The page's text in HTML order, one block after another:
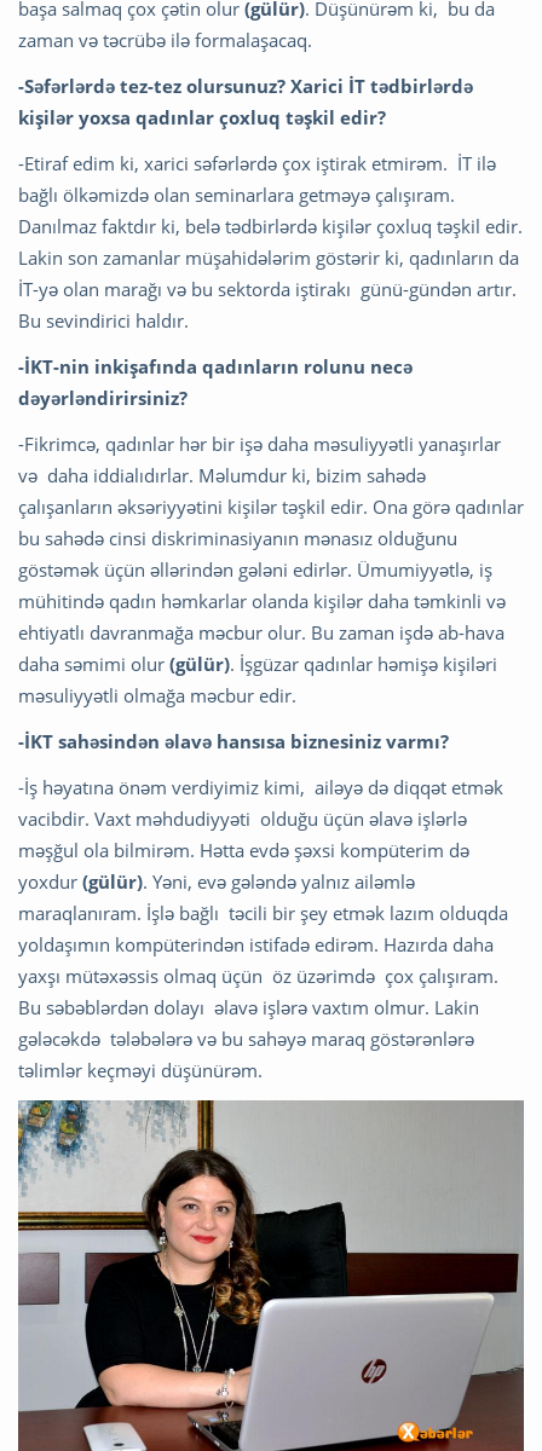
başa salmaq çox çətin olur (gülür). Düşünürəm ki, bu da
zaman və təcrübə ilə formalaşacaq.
-Səfərlərdə tez-tez olursunuz? Xarici İT tədbirlərdə
kişilər yoxsa qadınlar çoxluq təşkil edir?
-Etiraf edim ki, xarici səfərlərdə çox iştirak etmirəm. İT ilə
bağlı ölkəmizdə olan seminarlara getməyə çalışıram.
Danılmaz faktdır ki, belə tədbirlərdə kişilər çoxluq təşkil edir.
Lakin son zamanlar müşahidələrim göstərir ki, qadınların da
İT-yə olan marağı və bu sektorda iştirakı günü-gündən artır.
Bu sevindirici haldır.
-İKT-nin inkişafında qadınların rolunu necə
dəyərləndirirsiniz?
-Fikrimcə, qadınlar hər bir işə daha məsuliyyətli yanaşırlar
və daha iddialıdırlar. Məlumdur ki, bizim sahədə
çalışanların əksəriyyətini kişilər təşkil edir. Ona görə qadınlar
bu sahədə cinsi diskriminasiyanın mənasız olduğunu
göstəmək üçün əllərindən gələni edirlər. Ümumiyyətlə, iş
mühitində qadın həmkarlar olanda kişilər daha təmkinli və
ehtiyatlı davranmağa məcbur olur. Bu zaman işdə ab-hava
daha səmimi olur (gülür). İşgüzar qadınlar həmişə kişiləri
məsuliyyətli olmağa məcbur edir.
-İKT sahəsindən əlavə hansısa biznesiniz varmı?
-İş həyatına önəm verdiyimiz kimi, ailəyə də diqqət etmək
vacibdir. Vaxt məhdudiyyəti olduğu üçün əlavə işlərlə
məşğul ola bilmirəm. Hətta evdə şəxsi kompüterim də
yoxdur (gülür). Yəni, evə gələndə yalnız ailəmlə
maraqlanıram. İşlə bağlı təcili bir şey etmək lazım olduqda
yoldaşımın kompüterindən istifadə edirəm. Hazırda daha
yaxşı mütəxəssis olmaq üçün öz üzərimdə çox çalışıram.
Bu səbəblərdən dolayı əlavə işlərə vaxtım olmur. Lakin
gələcəkdə tələbələrə və bu sahəyə maraq göstərənlərə
təlimlər keçməyi düşünürəm.